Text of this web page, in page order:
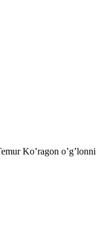
Ko’ragon o’g’lonni